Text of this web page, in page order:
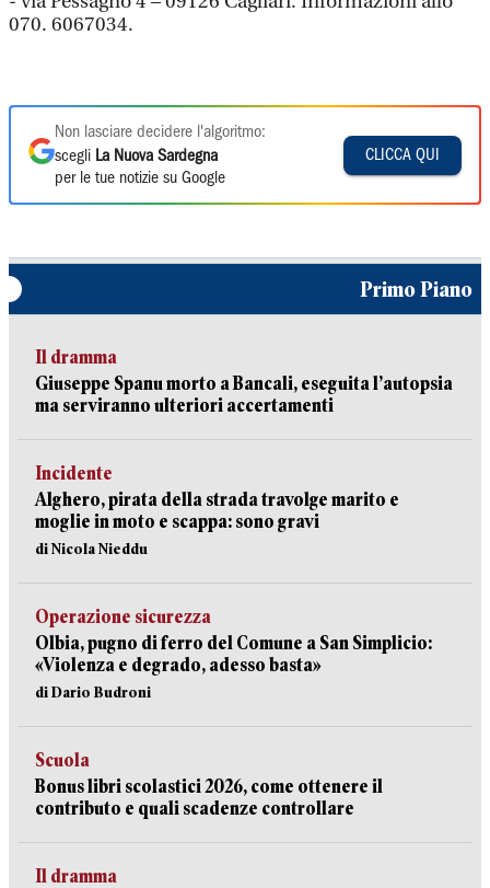
070. 6067034.
Non lasciare decidere l'algoritmo:
scegli La Nuova Sardegna
per le tue notizie su Google
CLICCA QUI
Primo Piano
Il dramma
Giuseppe Spanu morto a Bancali, eseguita l’autopsia
ma serviranno ulteriori accertamenti
Incidente
Alghero, pirata della strada travolge marito e
moglie in moto e scappa: sono gravi
di Nicola Nieddu
Operazione sicurezza
Olbia, pugno di ferro del Comune a San Simplicio:
«Violenza e degrado, adesso basta»
di Dario Budroni
Scuola
Bonus libri scolastici 2026, come ottenere il
contributo e quali scadenze controllare
Il dramma